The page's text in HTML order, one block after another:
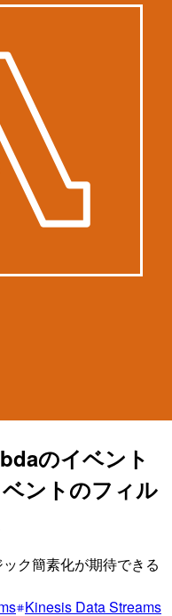
のイベント
ントのフィル
ク簡素化が期待できる
Kinesis Data Streams